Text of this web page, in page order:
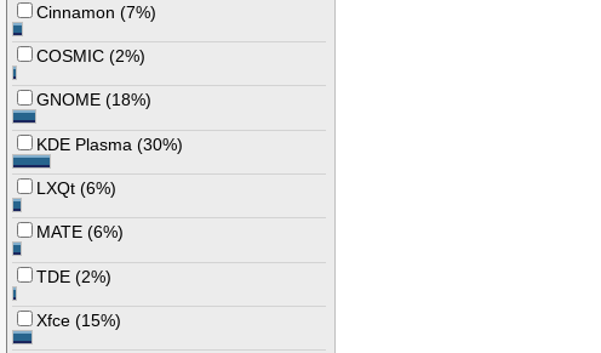
Cinnamon (7%)
COSMIC (2%)
GNOME (18%)
KDE Plasma (30%)
LXQt (6%)
MATE (6%)
TDE (2%)
Xfce (15%)